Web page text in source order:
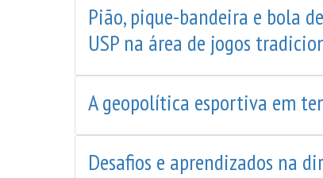
Pião, pique-bandeira e bola
USP na área de jogos
A geopolítica esportiva em
Desafios e aprendizados na